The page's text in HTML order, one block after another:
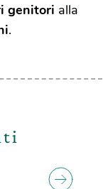
genitori alla
.